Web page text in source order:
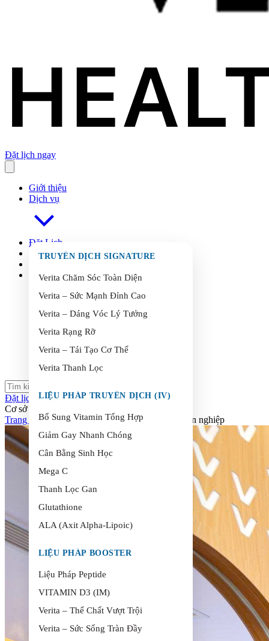
Đặt lịch ngay
Giới thiệu
Dịch vụ
TRUYỀN DỊCH SIGNATURE
Verita Chăm Sóc Toàn Diện
Verita – Sức Mạnh Đỉnh Cao
Verita – Dáng Vóc Lý Tưởng
Verita Rạng Rỡ
Verita – Tái Tạo Cơ Thể
Verita Thanh Lọc
LIỆU PHÁP TRUYỀN DỊCH (IV)
Bổ Sung Vitamin Tổng Hợp
Giảm Gay Nhanh Chóng
Cân Bằng Sinh Học
Mega C
Thanh Lọc Gan
Glutathione
ALA (Axit Alpha-Lipoic)
LIỆU PHÁP BOOSTER
Liệu Pháp Peptide
VITAMIN D3 (IM)
Verita – Thể Chất Vượt Trội
Verita – Sức Sống Tràn Đầy
Đặt Lịch
FAQs
Liên Hệ
Đặt lịch ngay
Cơ sở vật chất và đội ngũ y tế chuyên nghiệp
Trang chủ>Cơ sở vật chất và đội ngũ y tế chuyên nghiệp